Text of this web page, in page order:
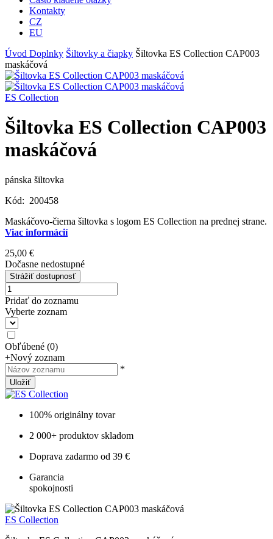
Kontakty
CZ
EU
Úvod Doplnky Šiltovky a čiapky Šiltovka ES Collection CAP003
maskáčová
ES Collection
Šiltovka ES Collection CAP003
maskáčová
pánska šiltovka
Kód: 200458
Maskáčovo-čierna šiltovka s logom ES Collection na prednej strane.
Viac informácií
25,00 €
Dočasne nedostupné
Strážiť dostupnosť
Pridať do zoznamu
Vyberte zoznam
Obľúbené (0)
+Nový zoznam
*
Uložiť
100% originálny tovar
2 000+ produktov skladom
Doprava zadarmo od 39 €
Garancia
spokojnosti
ES Collection